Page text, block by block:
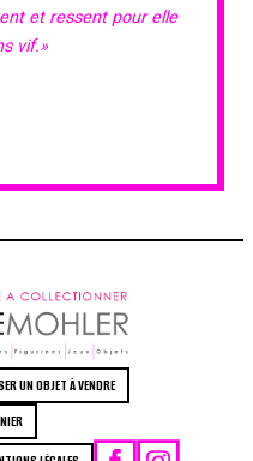
et ressent pour elle
vif.»
UN OBJET À VENDRE